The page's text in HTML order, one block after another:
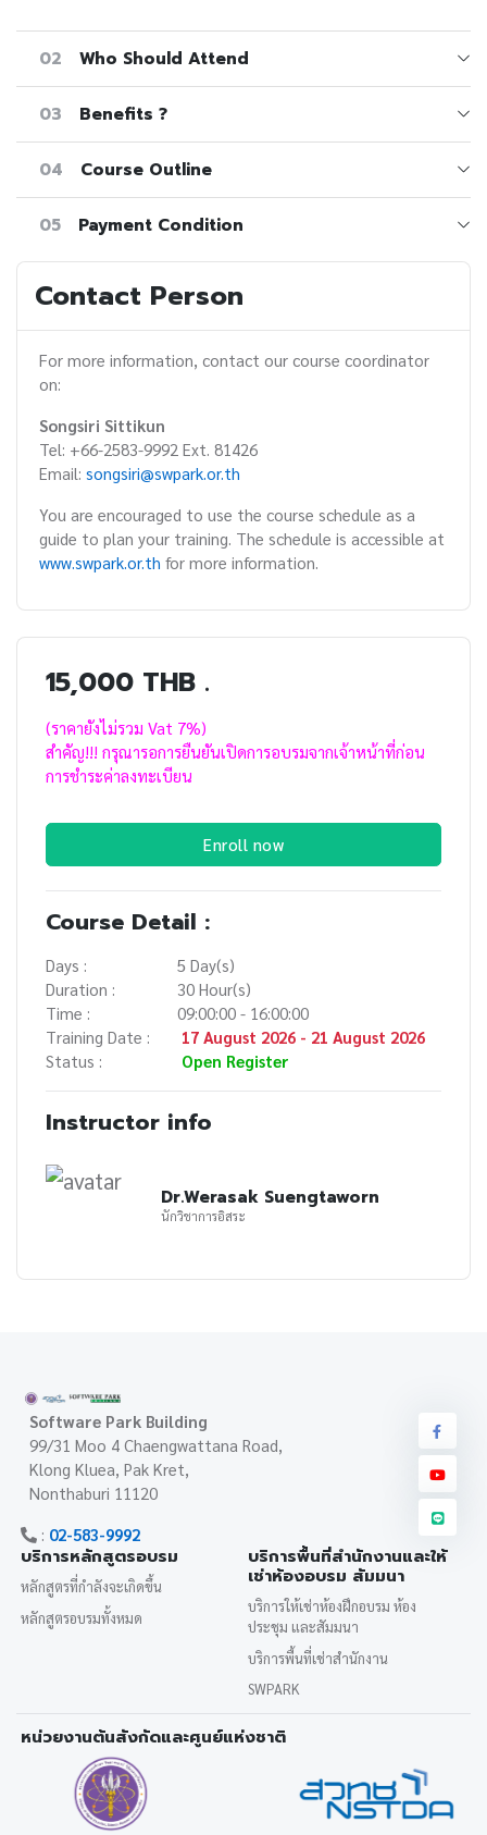
02 Who Should Attend
03 Benefits ?
04 Course Outline
05 Payment Condition
Contact Person
For more information, contact our course coordinator
on:
Songsiri Sittikun
Tel: +66-2583-9992 Ext. 81426
Email: songsiri@swpark.or.th
You are encouraged to use the course schedule as a
guide to plan your training. The schedule is accessible at
www.swpark.or.th for more information.
15,000 THB .
(ราคายังไม่รวม Vat 7%)
สำคัญ!!! กรุณารอการยืนยันเปิดการอบรมจากเจ้าหน้าที่ก่อน
การชำระค่าลงทะเบียน
Enroll now
Course Detail :
Days :
5 Day(s)
Duration :
30 Hour(s)
Time :
09:00:00 - 16:00:00
Training Date :
17 August 2026 - 21 August 2026
Status :
Open Register
Instructor info
Dr.Werasak Suengtaworn
นักวิชาการอิสระ
Software Park Building
99/31 Moo 4 Chaengwattana Road,
Klong Kluea, Pak Kret,
Nonthaburi 11120
: 02-583-9992
บริการหลักสูตรอบรม
หลักสูตรที่กำลังจะเกิดขึ้น
หลักสูตรอบรมทั้งหมด
บริการพื้นที่สำนักงานและให้
เช่าห้องอบรม สัมมนา
บริการให้เช่าห้องฝึกอบรม ห้อง
ประชุม และสัมมนา
บริการพื้นที่เช่าสำนักงาน
SWPARK
หน่วยงานต้นสังกัดและศูนย์แห่งชาติ